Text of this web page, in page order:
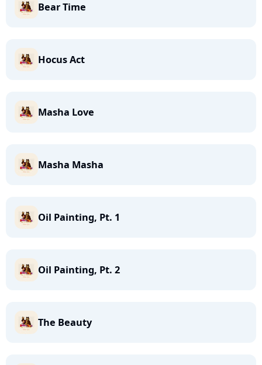
Bear Time
Hocus Act
Masha Love
Masha Masha
Oil Painting, Pt. 1
Oil Painting, Pt. 2
The Beauty